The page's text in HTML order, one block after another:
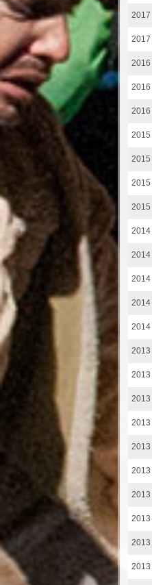
2017
2017
2016
2016
2016
2015
2015
2015
2015
2014
2014
2014
2014
2014
2013
2013
2013
2013
2013
2013
2013
2013
2013
2013